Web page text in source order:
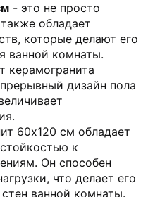
- это не просто
обладает
которые делают его
ванной комнаты.
керамогранита
дизайн пола
60х120 см обладает
к
Он способен
что делает его
ванной комнаты.